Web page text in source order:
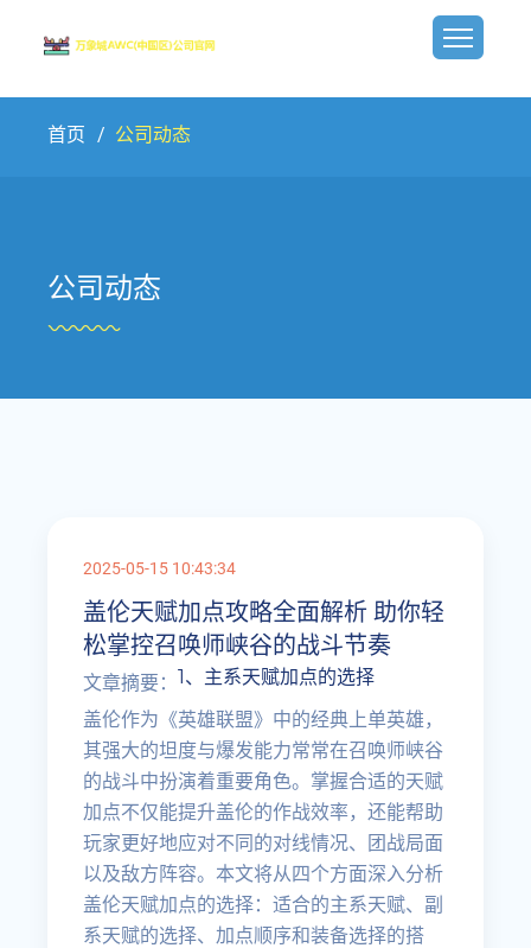
首页 公司动态
公司动态
2025-05-15 10:43:34
盖伦天赋加点攻略全面解析 助你轻
松掌控召唤师峡谷的战斗节奏
文章摘要：
盖伦作为《英雄联盟》中的经典上单英雄，
其强大的坦度与爆发能力常常在召唤师峡谷
的战斗中扮演着重要角色。掌握合适的天赋
加点不仅能提升盖伦的作战效率，还能帮助
玩家更好地应对不同的对线情况、团战局面
以及敌方阵容。本文将从四个方面深入分析
盖伦天赋加点的选择：适合的主系天赋、副
系天赋的选择、加点顺序和装备选择的搭
1、主系天赋加点的选择